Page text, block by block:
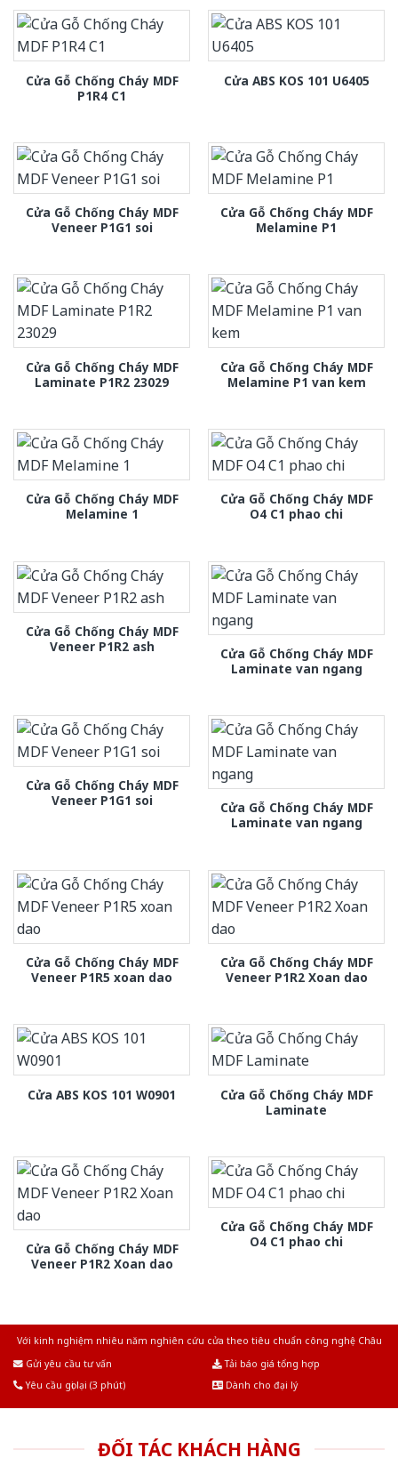
Cửa Gỗ Chống Cháy MDF
P1R4 C1
Cửa ABS KOS 101 U6405
Cửa Gỗ Chống Cháy MDF
Veneer P1G1 soi
Cửa Gỗ Chống Cháy MDF
Melamine P1
Cửa Gỗ Chống Cháy MDF
Laminate P1R2 23029
Cửa Gỗ Chống Cháy MDF
Melamine P1 van kem
Cửa Gỗ Chống Cháy MDF
Melamine 1
Cửa Gỗ Chống Cháy MDF
O4 C1 phao chi
Cửa Gỗ Chống Cháy MDF
Veneer P1R2 ash
Cửa Gỗ Chống Cháy MDF
Laminate van ngang
Cửa Gỗ Chống Cháy MDF
Veneer P1G1 soi
Cửa Gỗ Chống Cháy MDF
Laminate van ngang
Cửa Gỗ Chống Cháy MDF
Veneer P1R5 xoan dao
Cửa Gỗ Chống Cháy MDF
Veneer P1R2 Xoan dao
Cửa ABS KOS 101 W0901
Cửa Gỗ Chống Cháy MDF
Laminate
Cửa Gỗ Chống Cháy MDF
Veneer P1R2 Xoan dao
Cửa Gỗ Chống Cháy MDF
O4 C1 phao chi
Với kinh nghiệm nhiêu năm nghiên cứu cửa theo tiêu chuẩn công nghệ Châu
Gửi yêu cầu tư vấn
Tải báo giá tổng hợp
Yêu cầu gọi lại (3 phút)
Dành cho đại lý
ĐỐI TÁC KHÁCH HÀNG